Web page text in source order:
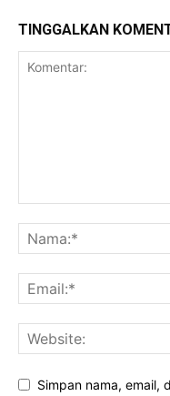
TINGGALKAN
Simpan nama, email,